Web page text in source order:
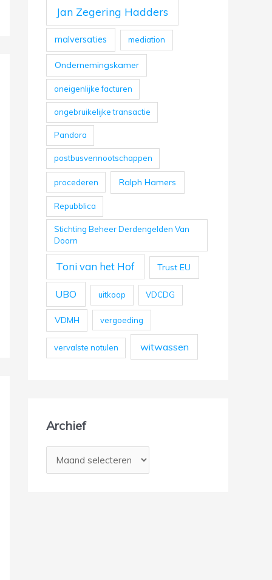
Jan Zegering Hadders
malversaties mediation
Ondernemingskamer
oneigenlijke facturen
ongebruikelijke transactie
Pandora
postbusvennootschappen
procederen Ralph Hamers
Repubblica
Stichting Beheer Derdengelden Van
Doorn
Toni van het Hof Trust EU
UBO uitkoop VDCDG
VDMH vergoeding
vervalste notulen witwassen
Archief